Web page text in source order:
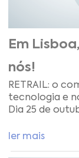
Em
nós!
RETRAIL: o
tecnologia e
Dia 25 de
ler mais